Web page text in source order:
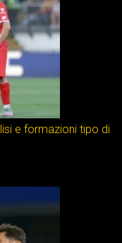
e formazioni tipo di